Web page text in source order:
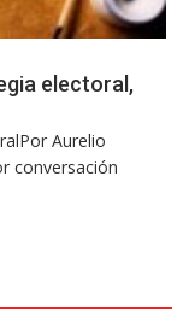
electoral,
Aurelio
conversación